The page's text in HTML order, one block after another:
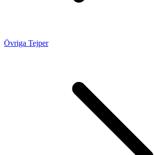
Övriga Tejper